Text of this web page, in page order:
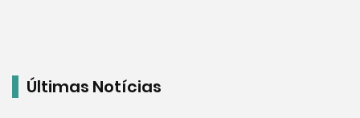
Últimas Notícias